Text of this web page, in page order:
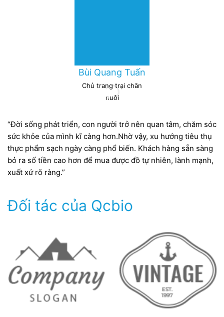
Bùi Quang Tuấn
Chủ trang trại chăn
nuôi
“Đời sống phát triển, con người trở nên quan tâm, chăm sóc
sức khỏe của mình kĩ càng hơn.Nhờ vậy, xu hướng tiêu thụ
thực phẩm sạch ngày càng phổ biến. Khách hàng sẵn sàng
bỏ ra số tiền cao hơn để mua được đồ tự nhiên, lành mạnh,
xuất xứ rõ ràng.”
Đối tác của Qcbio